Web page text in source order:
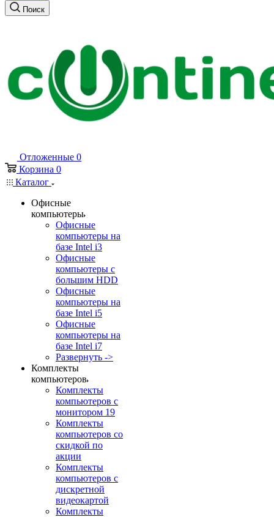
Поиск
Отложенные 0
Корзина 0
Каталог
Офисные
компьютеры
Офисные
компьютеры на
базе Intel i3
Офисные
компьютеры с
большим HDD
Офисные
компьютеры на
базе Intel i5
Офисные
компьютеры на
базе Intel i7
Развернуть ->
Комплекты
компьютеров
Комплекты
компьютеров с
монитором 19
Комплекты
компьютеров со
скидкой по
акции
Комплекты
компьютеров с
дискретной
видеокартой
Комплекты